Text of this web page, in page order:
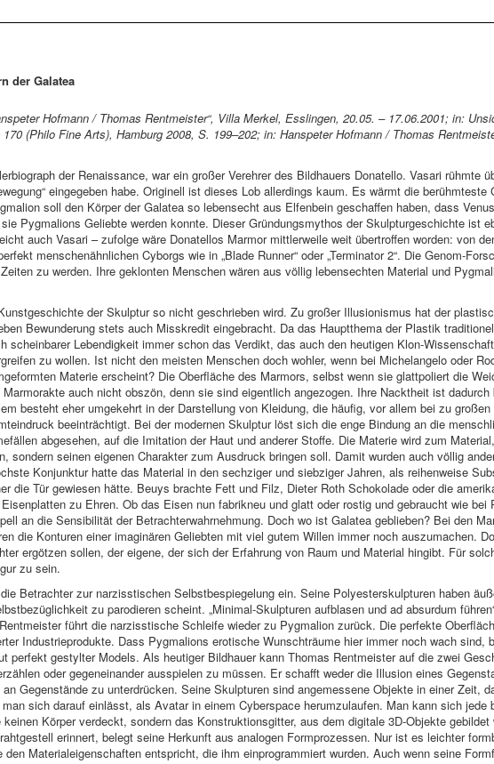
der Galatea
Hofmann / Thomas Rentmeister“, Villa Merkel, Esslingen, 20.05. – 17.06.2001; in:
(Philo Fine Arts), Hamburg 2008, S. 199–202; in: Hanspeter Hofmann / Thomas
der Renaissance, war ein großer Verehrer des Bildhauers Donatello. Vasari rühmte
eingegeben habe. Originell ist dieses Lob allerdings kaum. Es wärmt die
soll den Körper der Galatea so lebensecht aus Elfenbein geschaffen haben, dass
Pygmalions Geliebte werden konnte. Dieser Gründungsmythos der Skulpturgeschichte ist
auch Vasari – zufolge wäre Donatellos Marmor mittlerweile weit übertroffen worden: von
menschenähnlichen Cyborgs wie in „Blade Runner“ oder „Terminator 2“. Die Genom-
zu werden. Ihre geklonten Menschen wären aus völlig lebensechten Material und
der Skulptur so nicht geschrieben wird. Zu großer Illusionismus hat der
Bewunderung stets auch Misskredit eingebracht. Da das Hauptthema der Plastik
scheinbarer Lebendigkeit immer schon das Verdikt, das auch den heutigen Klon-
zu wollen. Ist nicht den meisten Menschen doch wohler, wenn bei Michelangelo oder
Materie erscheint? Die Oberfläche des Marmors, selbst wenn sie glattpoliert die
auch nicht obszön, denn sie sind eigentlich angezogen. Ihre Nacktheit ist
besteht eher umgekehrt in der Darstellung von Kleidung, die häufig, vor allem bei zu
beeinträchtigt. Bei der modernen Skulptur löst sich die enge Bindung an die
abgesehen, auf die Imitation der Haut und anderer Stoffe. Die Materie wird zum
sondern seinen eigenen Charakter zum Ausdruck bringen soll. Damit wurden auch völlig
Konjunktur hatte das Material in den sechziger und siebziger Jahren, als reihenweise
die Tür gewiesen hätte. Beuys brachte Fett und Filz, Dieter Roth Schokolade oder die
zu Ehren. Ob das Eisen nun fabrikneu und glatt oder rostig und gebraucht wie bei
an die Sensibilität der Betrachterwahrnehmung. Doch wo ist Galatea geblieben? Bei den
die Konturen einer imaginären Geliebten mit viel gutem Willen immer noch auszumachen.
ergötzen sollen, der eigene, der sich der Erfahrung von Raum und Material hingibt. Für
zu sein.
Betrachter zur narzisstischen Selbstbespiegelung ein. Seine Polyesterskulpturen haben
zu parodieren scheint. „Minimal-Skulpturen aufblasen und ad absurdum
führt die narzisstische Schleife wieder zu Pygmalion zurück. Die perfekte
Industrieprodukte. Dass Pygmalions erotische Wunschträume hier immer noch wach sind,
perfekt gestylter Models. Als heutiger Bildhauer kann Thomas Rentmeister auf die zwei
oder gegeneinander ausspielen zu müssen. Er schafft weder die Illusion eines
Gegenstände zu unterdrücken. Seine Skulpturen sind angemessene Objekte in einer Zeit,
sich darauf einlässt, als Avatar in einem Cyberspace herumzulaufen. Man kann sich jede
Körper verdeckt, sondern das Konstruktionsgitter, aus dem digitale 3D-Objekte
erinnert, belegt seine Herkunft aus analogen Formprozessen. Nur ist es leichter
Materialeigenschaften entspricht, die ihm einprogrammiert wurden. Auch wenn seine